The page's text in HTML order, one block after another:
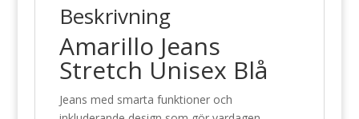
Beskrivning
Amarillo Jeans
Stretch Unisex Blå
Jeans med smarta funktioner och